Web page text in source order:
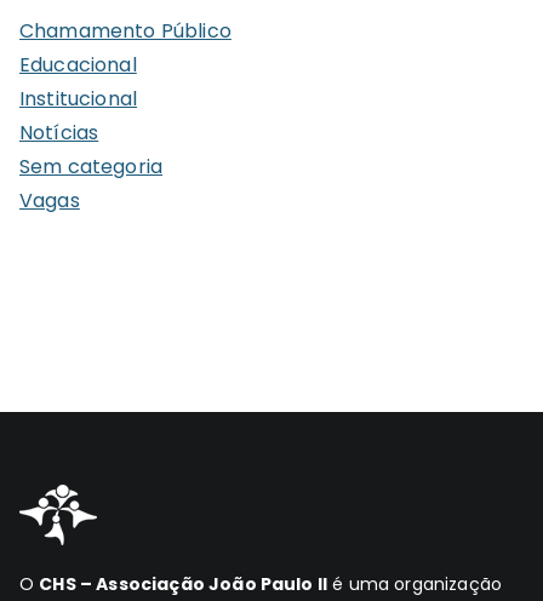
v
o
s
Chamamento Público
Educacional
Institucional
Notícias
Sem categoria
Vagas
O CHS – Associação João Paulo II é uma organização